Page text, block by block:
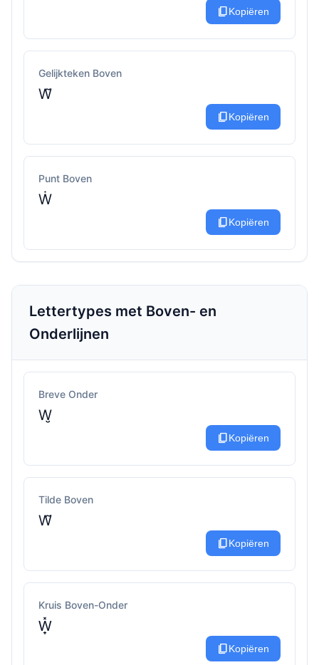
content_copyKopiëren
Gelijkteken Boven
W͂
content_copyKopiëren
Punt Boven
Ẇ
content_copyKopiëren
Lettertypes met Boven- en
Onderlijnen
Breve Onder
W̮
content_copyKopiëren
Tilde Boven
W̃
content_copyKopiëren
Kruis Boven-Onder
W̟̽
content_copyKopiëren